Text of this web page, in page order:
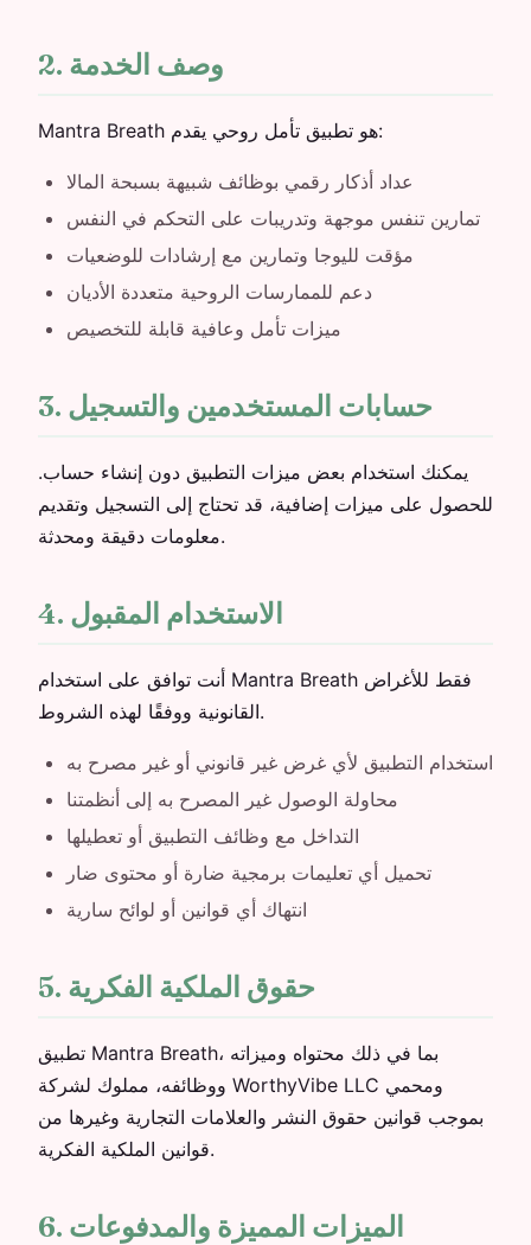
2. وصف الخدمة
Mantra Breath هو تطبيق تأمل روحي يقدم:
عداد أذكار رقمي بوظائف شبيهة بسبحة المالا
تمارين تنفس موجهة وتدريبات على التحكم في النفس
مؤقت لليوجا وتمارين مع إرشادات للوضعيات
دعم للممارسات الروحية متعددة الأديان
ميزات تأمل وعافية قابلة للتخصيص
3. حسابات المستخدمين والتسجيل
يمكنك استخدام بعض ميزات التطبيق دون إنشاء حساب.
للحصول على ميزات إضافية، قد تحتاج إلى التسجيل وتقديم
معلومات دقيقة ومحدثة.
4. الاستخدام المقبول
أنت توافق على استخدام Mantra Breath فقط للأغراض
القانونية ووفقًا لهذه الشروط.
استخدام التطبيق لأي غرض غير قانوني أو غير مصرح به
محاولة الوصول غير المصرح به إلى أنظمتنا
التداخل مع وظائف التطبيق أو تعطيلها
تحميل أي تعليمات برمجية ضارة أو محتوى ضار
انتهاك أي قوانين أو لوائح سارية
5. حقوق الملكية الفكرية
تطبيق Mantra Breath، بما في ذلك محتواه وميزاته
ووظائفه، مملوك لشركة WorthyVibe LLC ومحمي
بموجب قوانين حقوق النشر والعلامات التجارية وغيرها من
قوانين الملكية الفكرية.
6. الميزات المميزة والمدفوعات